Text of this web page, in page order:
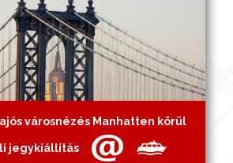
városnézés Manhatten körül